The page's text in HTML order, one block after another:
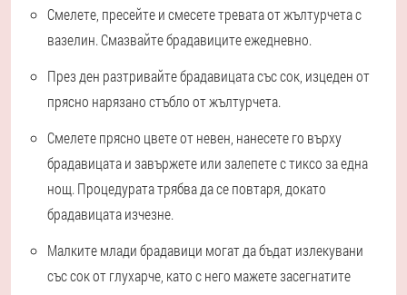
Смелете, пресейте и смесете тревата от жълтурчета с
вазелин. Смазвайте брадавиците ежедневно.
През ден разтривайте брадавицата със сок, изцеден от
прясно нарязано стъбло от жълтурчета.
Смелете прясно цвете от невен, нанесете го върху
брадавицата и завържете или залепете с тиксо за една
нощ. Процедурата трябва да се повтаря, докато
брадавицата изчезне.
Малките млади брадавици могат да бъдат излекувани
със сок от глухарче, като с него мажете засегнатите